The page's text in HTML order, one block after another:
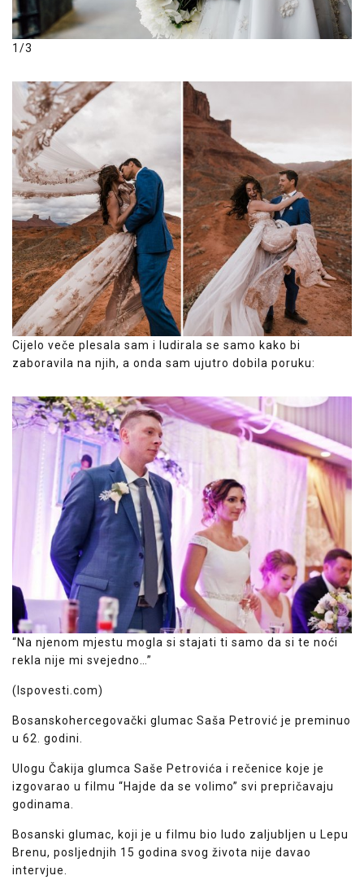
1/3
Cijelo veče plesala sam i ludirala se samo kako bi
zaboravila na njih, a onda sam ujutro dobila poruku:
“Na njenom mjestu mogla si stajati ti samo da si te noći
rekla nije mi svejedno…”
(Ispovesti.com)
Bosanskohercegovački glumac Saša Petrović je preminuo
u 62. godini.
Ulogu Čakija glumca Saše Petrovića i rečenice koje je
izgovarao u filmu “Hajde da se volimo” svi prepričavaju
godinama.
Bosanski glumac, koji je u filmu bio ludo zaljubljen u Lepu
Brenu, posljednjih 15 godina svog života nije davao
intervjue.